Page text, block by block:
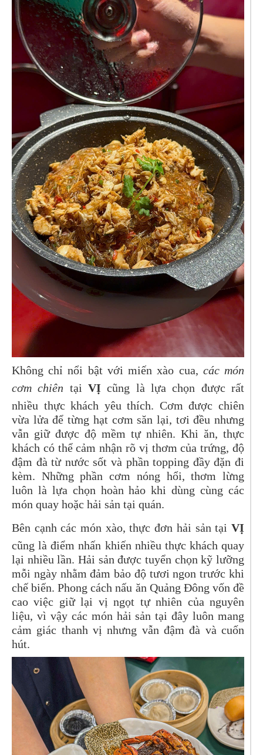
Không chỉ nổi bật với miến xào cua, các món
cơm chiên tạiVỊ cũng là lựa chọn được rất
nhiều thực khách yêu thích. Cơm được chiên
vừa lửa để từng hạt cơm săn lại, tơi đều nhưng
vẫn giữ được độ mềm tự nhiên. Khi ăn, thực
khách có thể cảm nhận rõ vị thơm của trứng, độ
đậm đà từ nước sốt và phần topping đầy đặn đi
kèm. Những phần cơm nóng hổi, thơm lừng
luôn là lựa chọn hoàn hảo khi dùng cùng các
món quay hoặc hải sản tại quán.
Bên cạnh các món xào, thực đơn hải sản tại VỊ
cũng là điểm nhấn khiến nhiều thực khách quay
lại nhiều lần. Hải sản được tuyển chọn kỹ lưỡng
mỗi ngày nhằm đảm bảo độ tươi ngon trước khi
chế biến. Phong cách nấu ăn Quảng Đông vốn đề
cao việc giữ lại vị ngọt tự nhiên của nguyên
liệu, vì vậy các món hải sản tại đây luôn mang
cảm giác thanh vị nhưng vẫn đậm đà và cuốn
hút.